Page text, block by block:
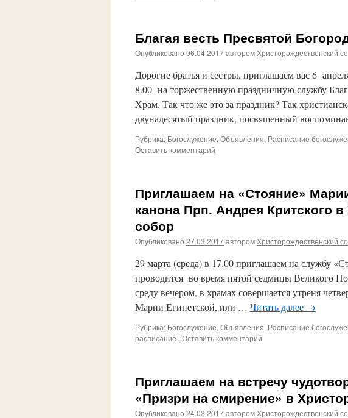
Благая весть Пресвятой
Опубликовано 06.04.2017авторомХристорождественский
Дорогие братья и сестры, приглашаем вас 6
8.00 на торжественную праздничную службу
Храм. Так что же это за праздник? Так
двунадесятый праздник, посвященный
Рубрика: Богослужение, Объявления, Расписание
Оставить комментарий
Приглашаем на «Стояние»
канона Прп. Андрея Критского
собор
Опубликовано 27.03.2017авторомХристорождественский
29 марта (среда) в 17.00 приглашаем на службу
проводится во время пятой седмицы Великого
среду вечером, в храмах совершается утреня
Марии Египетской, или … Читать далее →
Рубрика: Богослужение, Объявления, Расписание
расписание | Оставить комментарий
Приглашаем на встречу
«Призри на смирение» в
Опубликовано 24.03.2017авторомХристорождественский